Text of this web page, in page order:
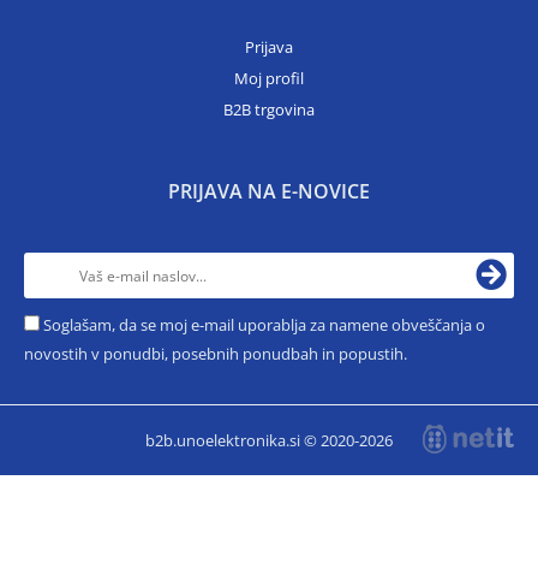
Prijava
Moj profil
B2B trgovina
PRIJAVA NA E-NOVICE
Soglašam, da se moj e-mail uporablja za namene obveščanja o
novostih v ponudbi, posebnih ponudbah in popustih.
b2b.unoelektronika.si © 2020-2026